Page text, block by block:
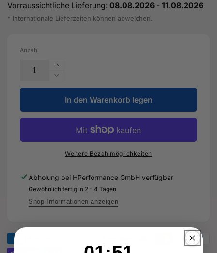
Vorraussichtliche Lieferung: 08.08.2026 - 11.08.2026
* Internationale Lieferzeiten können abweichen.
Anzahl
Erhöhe
die
Menge
für
Flansch
-
919
679
Ersatzteil
für
Audi
Verringere
die
Menge
für
Flansch
5Q0
919
Original
Ersatzteil
für
In den Warenkorb legen
Weitere Bezahlmöglichkeiten
Abholung bei HPerformance GmbH verfügbar
Gewöhnlich fertig in 2 - 4 Tagen
Shop-Informationen anzeigen
Countdown ends in:
1 51